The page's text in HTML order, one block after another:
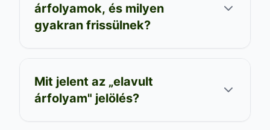
árfolyamok, és milyen
gyakran frissülnek?
Mit jelent az „elavult
árfolyam" jelölés?